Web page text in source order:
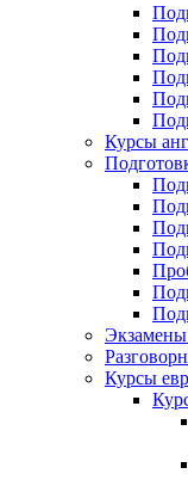
Курсы
Экзамены
Курсы